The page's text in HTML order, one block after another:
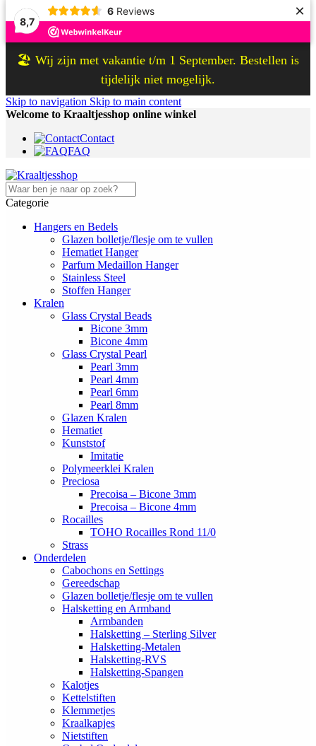
8,7
6 Reviews ×
🏖️ Wij zijn met vakantie t/m 1 September. Bestellen is
tijdelijk niet mogelijk.
Skip to navigation Skip to main content
Welcome to Kraaltjesshop online winkel
Contact
FAQ
Categorie
Hangers en Bedels
Glazen bolletje/flesje om te vullen
Hematiet Hanger
Parfum Medaillon Hanger
Stainless Steel
Stoffen Hanger
Kralen
Glass Crystal Beads
Bicone 3mm
Bicone 4mm
Glass Crystal Pearl
Pearl 3mm
Pearl 4mm
Pearl 6mm
Pearl 8mm
Glazen Kralen
Hematiet
Kunststof
Imitatie
Polymeerklei Kralen
Preciosa
Precoisa – Bicone 3mm
Precoisa – Bicone 4mm
Rocailles
TOHO Rocailles Rond 11/0
Strass
Onderdelen
Cabochons en Settings
Gereedschap
Glazen bolletje/flesje om te vullen
Halsketting en Armband
Armbanden
Halsketting – Sterling Silver
Halsketting-Metalen
Halsketting-RVS
Halsketting-Spangen
Kalotjes
Kettelstiften
Klemmetjes
Kraalkapjes
Nietstiften